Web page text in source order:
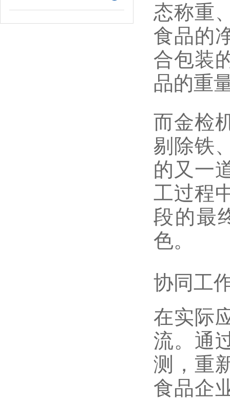
态称重
食品的
合包装
品的重
而金检
剔除铁
的又一
工过程
段的最
色。
协同工
在实际
流。通
测，重
食品企